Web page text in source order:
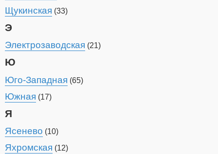
Щукинская (33)
Э
Электрозаводская (21)
Ю
Юго-Западная (65)
Южная (17)
Я
Ясенево (10)
Яхромская (12)